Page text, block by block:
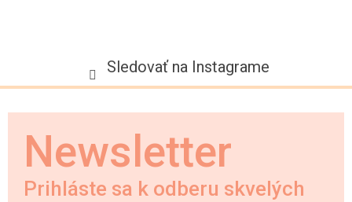
Sledovať na Instagrame
Newsletter
Prihláste sa k odberu skvelých